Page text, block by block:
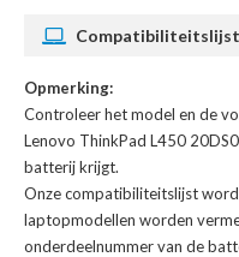
Compatibiliteitslijst
Opmerking:
Controleer het model en de
Lenovo ThinkPad L450
batterij krijgt.
Onze compatibiliteitslijst
laptopmodellen worden
onderdeelnummer van de